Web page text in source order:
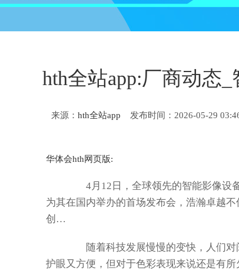
hth全站app:厂商动态
来源： hth全站app 发布时间：2026-05-29
华体会hth网页版:
4月12日，全球领先的智能影像设备
为其在国内举办的首场发布会，浩瀚卓越
创…
随着科技发展慢慢的变快，人们对
护眼又方便，但对于色彩表现来说还是有